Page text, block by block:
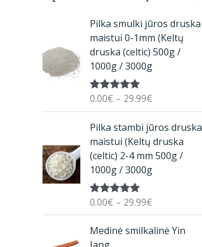
Pilka smulki jūros druska
maistui 0-1mm (Keltų
druska (celtic) 500g /
1000g / 3000g
Įvertinimas:
0.00€ – 29.99€
r
i
c
n
g
e
:
0
0
€
Pilka stambi jūros druska
maistui (Keltų druska
(celtic) 2-4 mm 500g /
1000g / 3000g
Įvertinimas:
0.00€ – 29.99€
r
c
g
Medinė smilkalinė Yin
O
r
C
u